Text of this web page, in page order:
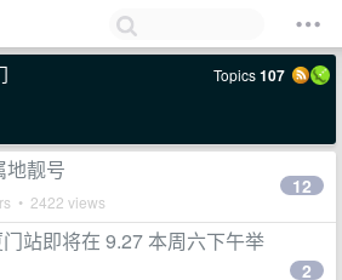
Topics107
地靓号
• 2422 views
12
站即将在 9.27 本周六下午举
2